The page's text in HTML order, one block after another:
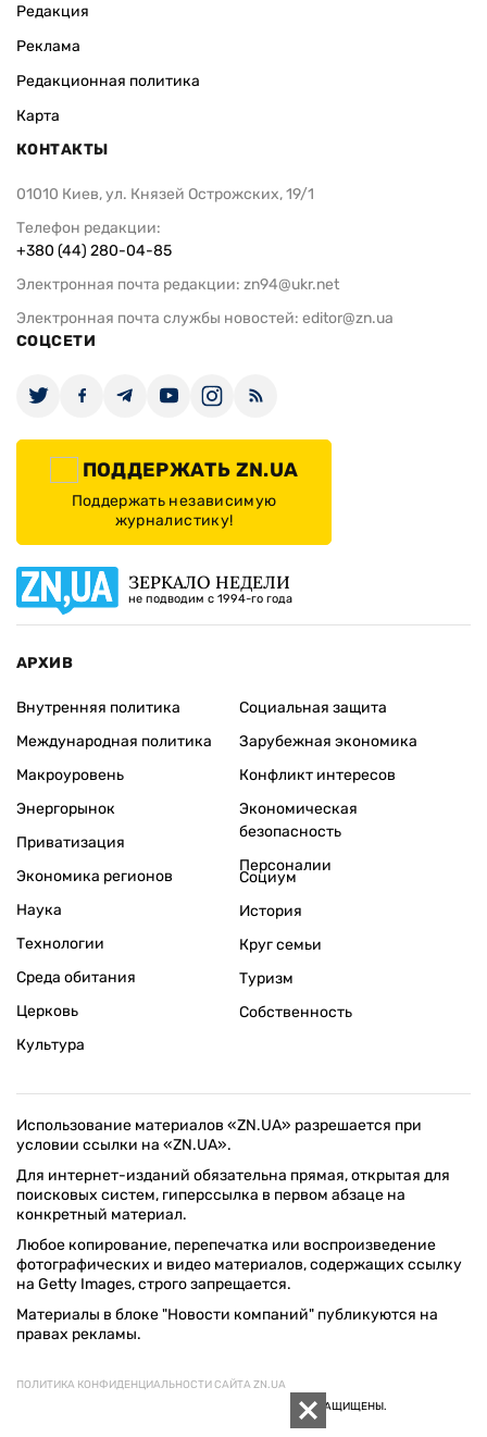
Редакция
Реклама
Редакционная политика
Карта
КОНТАКТЫ
01010 Киев, ул. Князей Острожских, 19/1
Телефон редакции:
+380 (44) 280-04-85
Электронная почта редакции: zn94@ukr.net
Электронная почта службы новостей: editor@zn.ua
СОЦСЕТИ
ПОДДЕРЖАТЬ ZN.UA
Поддержать независимую
журналистику!
ЗЕРКАЛО НЕДЕЛИ
не подводим с 1994-го года
АРХИВ
Внутренняя политика
Международная политика
Макроуровень
Энергорынок
Приватизация
Экономика регионов
Социальная защита
Зарубежная экономика
Конфликт интересов
Экономическая
безопасность
Персоналии
Наука
Технологии
Среда обитания
Церковь
Культура
Социум
История
Круг семьи
Туризм
Собственность
Использование материалов «ZN.UA» разрешается при
условии ссылки на «ZN.UA».
Для интернет-изданий обязательна прямая, открытая для
поисковых систем, гиперссылка в первом абзаце на
конкретный материал.
Любое копирование, перепечатка или воспроизведение
фотографических и видео материалов, содержащих ссылку
на Getty Images, строго запрещается.
Материалы в блоке "Новости компаний" публикуются на
правах рекламы.
ПОЛИТИКА КОНФИДЕНЦИАЛЬНОСТИ САЙТА ZN.UA
© 1994–2026 «ЗЕРКАЛО НЕДЕЛИ. УКРАИНА». ВСЕ ПРАВА ЗАЩИЩЕНЫ.